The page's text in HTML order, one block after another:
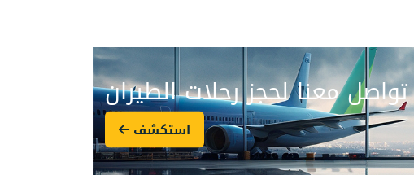
تواصل معنا لحجز رحلات الطيران
استكشف